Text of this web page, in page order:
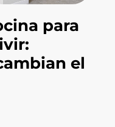
para
el